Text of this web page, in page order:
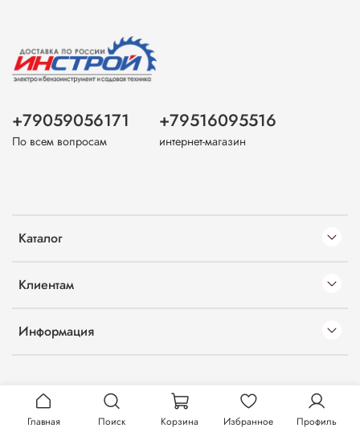
Каталог
Клиентам
Информация
+79059056171
По всем вопросам
+79516095516
интернет-магазин
Главная Поиск Корзина Избранное Профиль